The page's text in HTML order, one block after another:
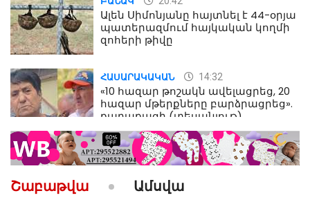
Ալեն Սիմոնյանը հայտնել է 44-օրյա
պատերազմում հայկական կողմի
զոհերի թիվը
ՀԱՍԱՐԱԿԱԿԱՆ 14:32
«10 հազար թոշակն ավելացրեց, 20
հազար մթերքները բարձրացրեց».
քաղաքացի (տեսանյութ)
ՔԱՂԱՔԱԿԱՆ 10:52
«Լեզվիդ տալու փոխարեն
արտաբերիր այս երկու
նախադասությունը»․ Իշխան
Շաբաթվա Ամսվա